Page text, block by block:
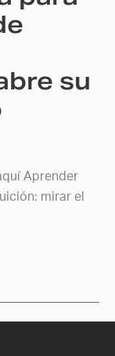
su
Aprender
mirar el